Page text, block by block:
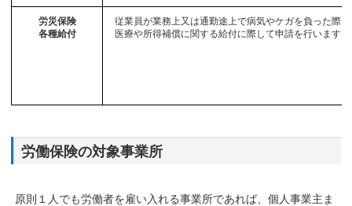
労災保険
各種給付
従業員が業務上又は通勤途上で病気やケガを負った際、
医療や所得補償に関する給付に際して申請を行います。
労働保険の対象事業所
原則１人でも労働者を雇い入れる事業所であれば、個人事業主ま